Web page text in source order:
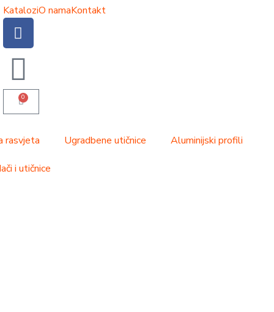
KataloziO namaKontakt
0
rasvjeta Ugradbene utičnice Aluminijski profili
i utičnice